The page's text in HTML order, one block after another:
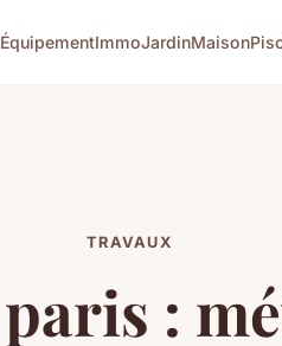
ÉquipementImmoJardinMaison
TRAVAUX
: